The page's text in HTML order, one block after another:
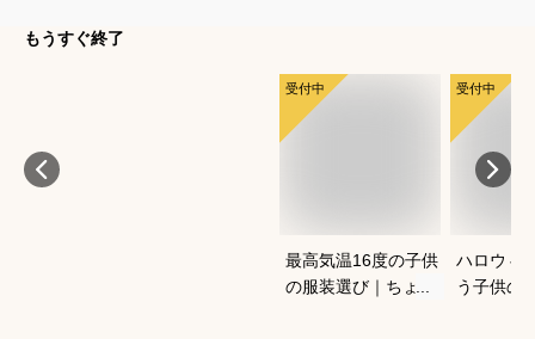
もうすぐ終了
受付中
最高気温16度の子供
の服装選び｜ちょう
受付中
ハロウィ
う子供の